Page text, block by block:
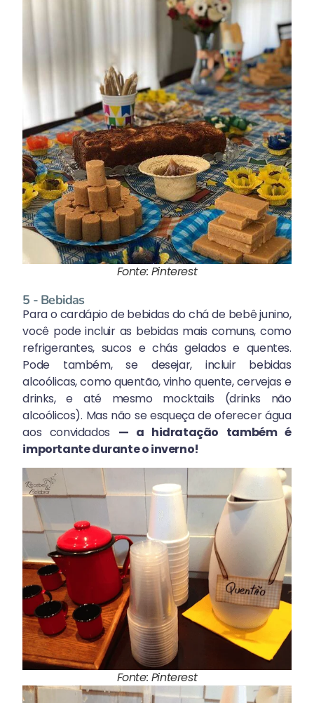
Fonte: Pinterest
5 - Bebidas
Para o cardápio de bebidas do chá de bebê junino,
você pode incluir as bebidas mais comuns, como
refrigerantes, sucos e chás gelados e quentes.
Pode também, se desejar, incluir bebidas
alcoólicas, como quentão, vinho quente, cervejas e
drinks, e até mesmo mocktails (drinks não
alcoólicos). Mas não se esqueça de oferecer água
aos convidados — a hidratação também é
importante durante o inverno!
Fonte: Pinterest